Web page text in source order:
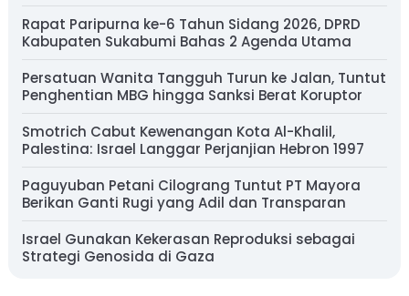
Rapat Paripurna ke-6 Tahun Sidang 2026, DPRD
Kabupaten Sukabumi Bahas 2 Agenda Utama
Persatuan Wanita Tangguh Turun ke Jalan, Tuntut
Penghentian MBG hingga Sanksi Berat Koruptor
Smotrich Cabut Kewenangan Kota Al-Khalil,
Palestina: Israel Langgar Perjanjian Hebron 1997
Paguyuban Petani Cilograng Tuntut PT Mayora
Berikan Ganti Rugi yang Adil dan Transparan
Israel Gunakan Kekerasan Reproduksi sebagai
Strategi Genosida di Gaza